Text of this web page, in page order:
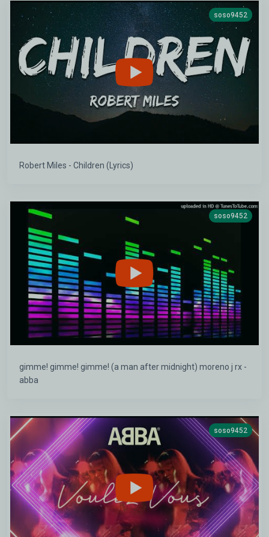
soso9452
Robert Miles - Children (Lyrics)
soso9452
gimme! gimme! gimme! (a man after midnight) moreno j rx -
abba
soso9452